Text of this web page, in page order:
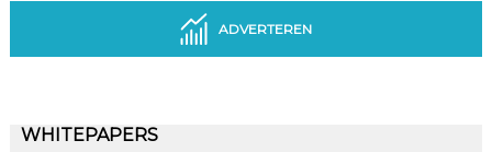
ADVERTEREN
WHITEPAPERS